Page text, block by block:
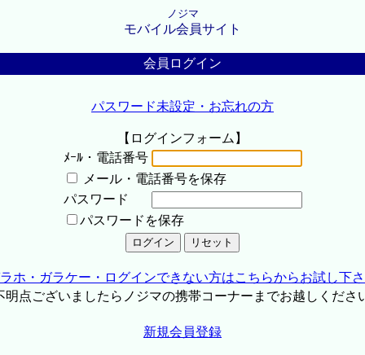
ノジマ
モバイル会員サイト
会員ログイン
パスワード未設定・お忘れの方
【ログインフォーム】
ﾒｰﾙ・電話番号
メール・電話番号を保存
パスワード
パスワードを保存
ホ・ガラケー・ログインできない方はこちらからお試し下
点ございましたらノジマの携帯コーナーまでお越しくださ
新規会員登録